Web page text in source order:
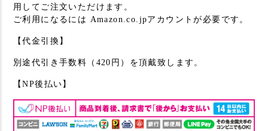
用してご注文いただけます。
ご利用になるには Amazon.co.jpアカウントが必要です。
【代金引換】
別途代引き手数料（420円）を頂戴致します。
【NP後払い】